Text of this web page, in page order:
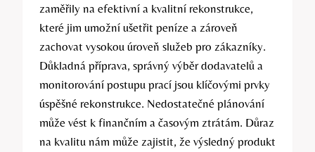
zaměřily na efektivní a kvalitní rekonstrukce,
které jim umožní ušetřit peníze a zároveň
zachovat vysokou úroveň služeb pro zákazníky.
Důkladná příprava, správný výběr dodavatelů a
monitorování postupu prací jsou klíčovými prvky
úspěšné rekonstrukce. Nedostatečné plánování
může vést k finančním a časovým ztrátám. Důraz
na kvalitu nám může zajistit, že výsledný produkt